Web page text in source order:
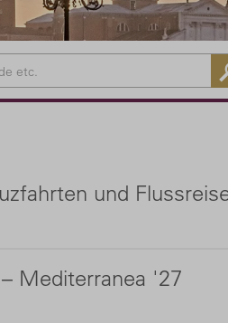
und
Mediterranea '27